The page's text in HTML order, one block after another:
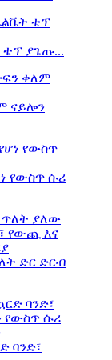
ቴፕ ያጌጡ...
ናይሎን
የውስጥ ሱሪ
ድር ድርብ
ባንድ፣